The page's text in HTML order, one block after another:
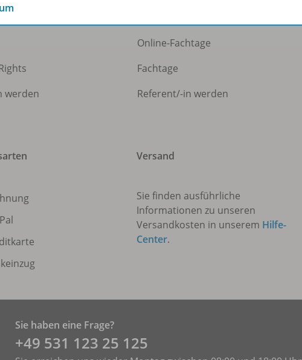
werden
Online-Fachtage
Fachtage
Referent/-in werden
Versand
Sie finden ausführliche
Informationen zu unseren
Versandkosten in unserem Hilfe-
Center.
Sie haben eine Frage?
+49 531 ­123 25 125